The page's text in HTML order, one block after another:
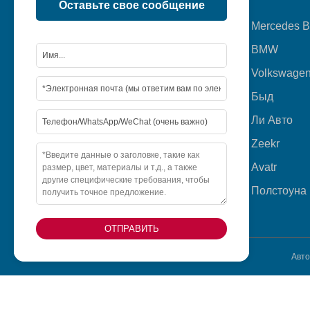
Оставьте свое сообщение
ОТПРАВИТЬ
О нас
Видео
Новости
Свяжитесь с нами
Mercedes
BMW
Volkswagen
Быд
Ли Авто
Zeekr
Avatr
Полстоуна